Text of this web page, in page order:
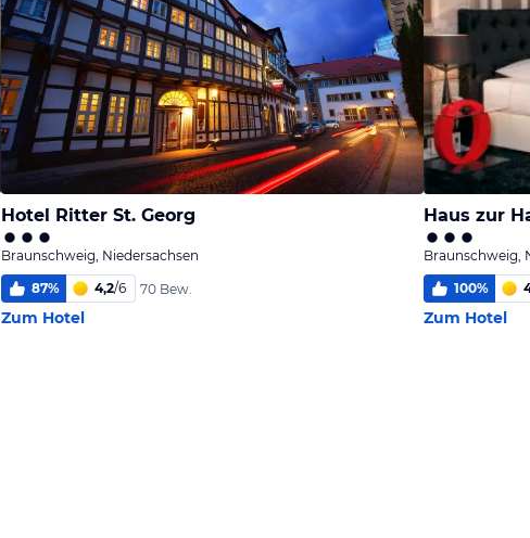
Hotel Ritter St. Georg
Braunschweig, Niedersachsen
87% 4,2/6 70 Bew.
Zum Hotel
Haus zur
Braunschweig,
100%
Zum Hotel